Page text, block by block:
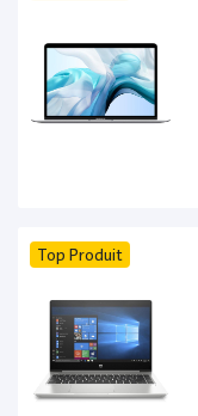
Top Produit